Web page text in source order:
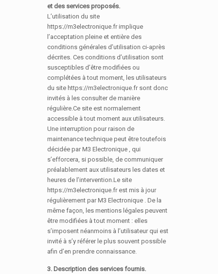
et des services proposés.
L’utilisation du site
https://m3electronique.fr implique
l’acceptation pleine et entière des
conditions générales d’utilisation ci-après
décrites. Ces conditions d’utilisation sont
susceptibles d’être modifiées ou
complétées à tout moment, les utilisateurs
du site https://m3electronique.fr sont donc
invités à les consulter de manière
régulière.Ce site est normalement
accessible à tout moment aux utilisateurs.
Une interruption pour raison de
maintenance technique peut être toutefois
décidée par M3 Electronique , qui
s’efforcera, si possible, de communiquer
préalablement aux utilisateurs les dates et
heures de l’intervention.Le site
https://m3electronique.fr est mis à jour
régulièrement par M3 Electronique . De la
même façon, les mentions légales peuvent
être modifiées à tout moment : elles
s’imposent néanmoins à l’utilisateur qui est
invité à s’y référer le plus souvent possible
afin d’en prendre connaissance.
3. Description des services fournis.